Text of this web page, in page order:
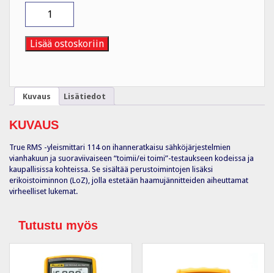
digitaalinen
FLUKE-
114
EUR
Lisää ostoskoriin
Kuvaus Lisätiedot
KUVAUS
True RMS -yleismittari 114 on ihanneratkaisu sähköjärjestelmien
vianhakuun ja suoraviivaiseen “toimii/ei toimi”-testaukseen kodeissa ja
kaupallisissa kohteissa. Se sisältää perustoimintojen lisäksi
erikoistoiminnon (LoZ), jolla estetään haamujännitteiden aiheuttamat
virheelliset lukemat.
Tutustu myös